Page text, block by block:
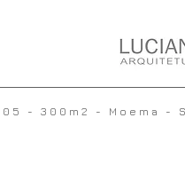
- 300m2 - Moema -